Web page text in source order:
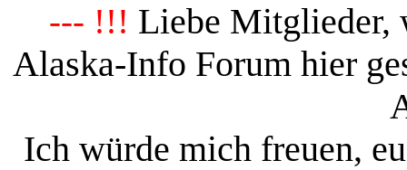
--- !!! Liebe Mitglieder,
Alaska-Info Forum hier
Ich würde mich freuen,